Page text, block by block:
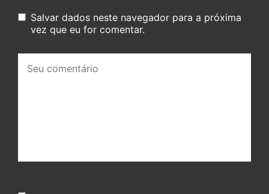
Salvar dados neste navegador para a próxima
vez que eu for comentar.
comentário: